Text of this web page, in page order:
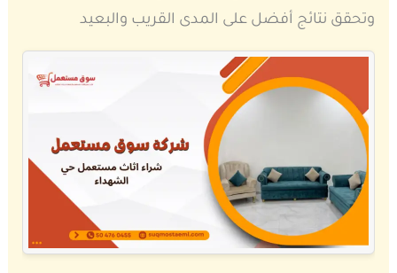
وتحقق نتائج أفضل على المدى القريب والبعيد